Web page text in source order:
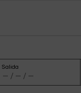
Salida